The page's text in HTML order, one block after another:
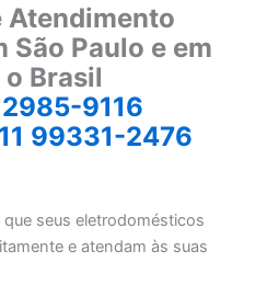
Atendimento
São Paulo e em
Brasil
2985-9116
11 99331-2476
seus eletrodomésticos
e atendam às suas